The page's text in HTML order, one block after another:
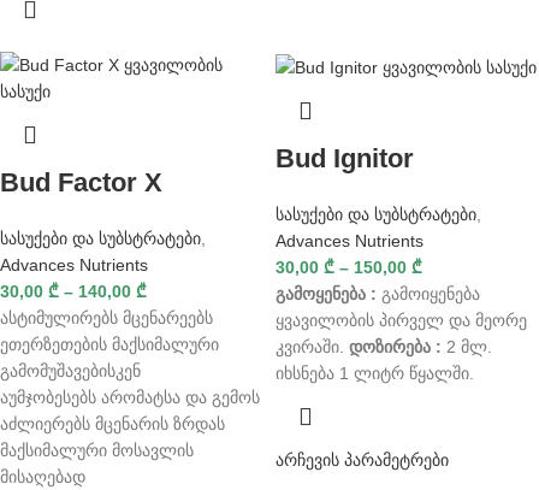
Bud Factor X
სასუქები და სუბსტრატები,
Advances Nutrients
30,00 ₾ – 140,00 ₾
ასტიმულირებს მცენარეებს
ეთერზეთების მაქსიმალური
გამომუშავებისკენ
აუმჯობესებს არომატსა და გემოს
აძლიერებს მცენარის ზრდას
მაქსიმალური მოსავლის
მისაღებად
Bud Ignitor
სასუქები და სუბსტრატები
Advances Nutrients
30,00 ₾ – 150,00 ₾
გამოყენება : გამოიყენება
ყვავილობის პირველ და მეორე
კვირაში. დოზირება : 2 მლ.
იხსნება 1 ლიტრ წყალში.
არჩევის პარამეტრები